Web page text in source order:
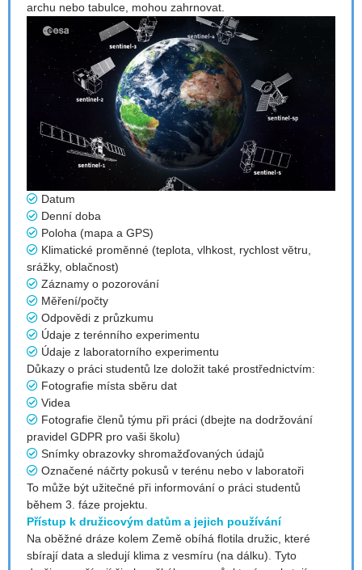
archu nebo tabulce, mohou zahrnovat.
Datum
Denní doba
Poloha (mapa a GPS)
Klimatické proměnné (teplota, vlhkost, rychlost větru,
srážky, oblačnost)
Záznamy o pozorování
Měření/počty
Odpovědi z průzkumu
Údaje z terénního experimentu
Údaje z laboratorního experimentu
Důkazy o práci studentů lze doložit také prostřednictvím:
Fotografie místa sběru dat
Videa
Fotografie členů týmu při práci (dbejte na dodržování
pravidel GDPR pro vaši školu)
Snímky obrazovky shromažďovaných údajů
Označené náčrty pokusů v terénu nebo v laboratoři
To může být užitečné při informování o práci studentů
během 3. fáze projektu.
Přístup k družicovým datům a jejich používání
Na oběžné dráze kolem Země obíhá flotila družic, které
sbírají data a sledují klima z vesmíru (na dálku). Tyto